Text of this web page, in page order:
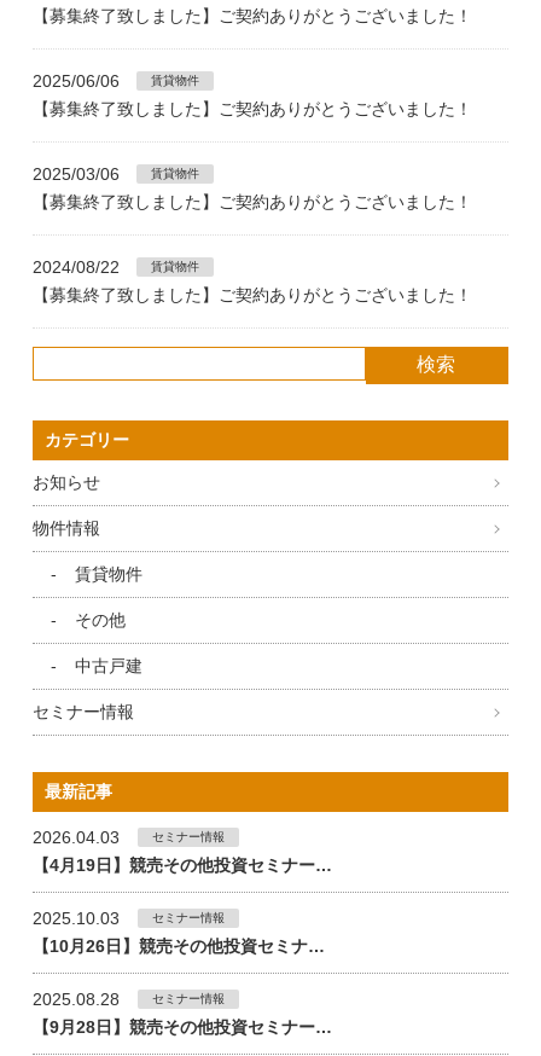
【募集終了致しました】ご契約ありがとうございました！
2025/06/06 賃貸物件
【募集終了致しました】ご契約ありがとうございました！
2025/03/06 賃貸物件
【募集終了致しました】ご契約ありがとうございました！
2024/08/22 賃貸物件
【募集終了致しました】ご契約ありがとうございました！
カテゴリー
お知らせ
物件情報
賃貸物件
その他
中古戸建
セミナー情報
最新記事
2026.04.03 セミナー情報
【4月19日】競売その他投資セミナー…
2025.10.03 セミナー情報
【10月26日】競売その他投資セミナ…
2025.08.28 セミナー情報
【9月28日】競売その他投資セミナー…